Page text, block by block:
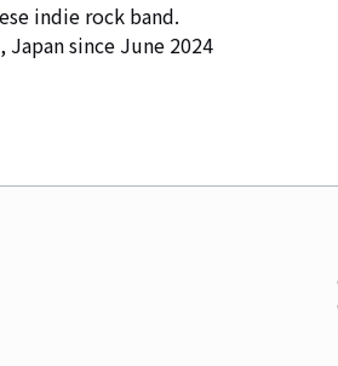
indie rock band.
Japan since June 2024